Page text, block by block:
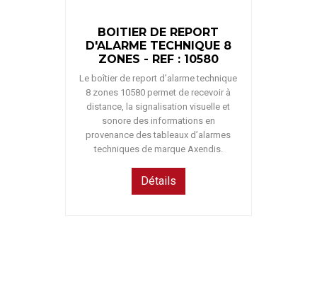
BOITIER DE REPORT
D'ALARME TECHNIQUE 8
ZONES - REF : 10580
Le boîtier de report d’alarme technique
8 zones 10580 permet de recevoir à
distance, la signalisation visuelle et
sonore des informations en
provenance des tableaux d’alarmes
techniques de marque Axendis.
Détails